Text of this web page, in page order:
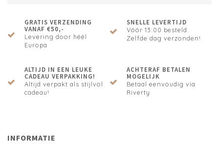
GRATIS VERZENDING
VANAF €50,-
Levering door héél
Europa
SNELLE LEVERTIJD
Vóór 13:00 besteld.
Zelfde dag verzonden!
ALTIJD IN EEN LEUKE
CADEAU VERPAKKING!
Altijd verpakt als stijlvol
cadeau!
ACHTERAF BETALEN
MOGELIJK
Betaal eenvoudig via
Riverty
INFORMATIE